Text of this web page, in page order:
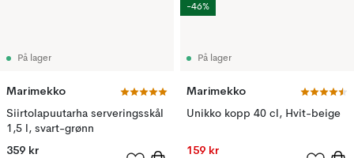
På lager
Marimekko
Siirtolapuutarha serveringsskål
1,5 l, svart-grønn
359 kr
På lager
Marimekko
Unikko kopp 40 cl, Hvit-beige
159 kr
-46%